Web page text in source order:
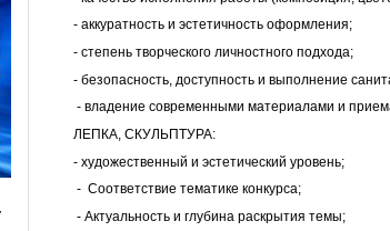
- аккуратность и эстетичность оформления;
- степень творческого личностного подхода;
- безопасность, доступность и выполнение
- владение современными материалами и
ЛЕПКА, СКУЛЬПТУРА:
- художественный и эстетический уровень;
- Соответствие тематике конкурса;
- Актуальность и глубина раскрытия темы;